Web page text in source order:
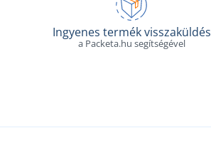
Ingyenes termék visszaküldés
a Packeta.hu segítségével